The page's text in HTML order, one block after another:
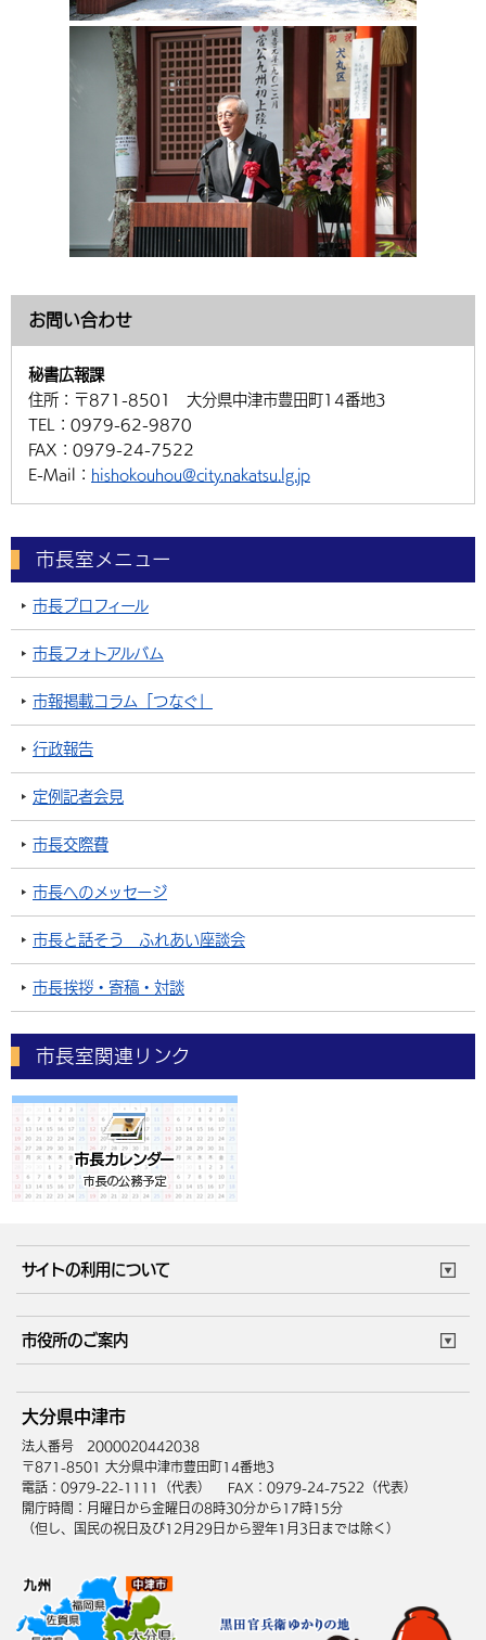
お問い合わせ
秘書広報課
住所： 〒871-8501 大分県中津市豊田町14番地3
TEL： 0979-62-9870
FAX： 0979-24-7522
E-Mail： hishokouhou@city.nakatsu.lg.jp
市長室メニュー
市長プロフィール
市長フォトアルバム
市報掲載コラム「つなぐ」
行政報告
定例記者会見
市長交際費
市長へのメッセージ
市長と話そう ふれあい座談会
市長挨拶・寄稿・対談
市長室関連リンク
サイトの利用について
サイトマップ
市役所のご案内
庁舎地図 組織案内
中津市へのアクセス
大分県中津市
法人番号 2000020442038
〒871-8501 大分県中津市豊田町14番地3
電話：0979-22-1111（代表）
FAX：0979-24-7522（代表）
開庁時間：月曜日から金曜日の8時30分から17時15分
（但し、国民の祝日及び12月29日から翌年1月3日までは除く）